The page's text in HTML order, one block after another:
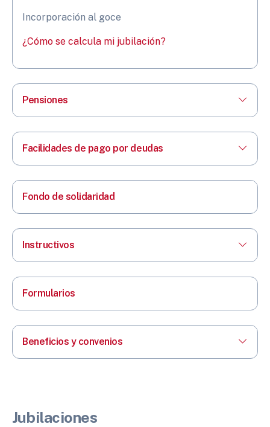
Incorporación al goce
¿Cómo se calcula mi jubilación?
Pensiones
Facilidades de pago por deudas
Fondo de solidaridad
Instructivos
Formularios
Beneficios y convenios
Jubilaciones